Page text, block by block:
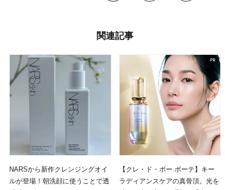
関連記事
NARSから新作クレンジングオイ
ルが登場！朝洗顔に使うことで透
【クレ・ド・ポー ボーテ】キー
ラディアンスケアの真骨頂。光を